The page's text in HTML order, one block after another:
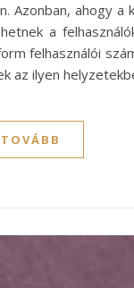
ahogy
a
felhasználói
az ilyen
TOVÁBB